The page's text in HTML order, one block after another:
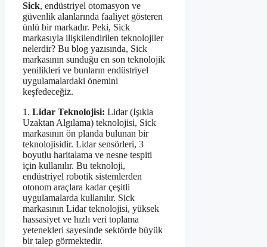
Sick, endüstriyel otomasyon ve
güvenlik alanlarında faaliyet gösteren
ünlü bir markadır. Peki, Sick
markasıyla ilişkilendirilen teknolojiler
nelerdir? Bu blog yazısında, Sick
markasının sunduğu en son teknolojik
yenilikleri ve bunların endüstriyel
uygulamalardaki önemini
keşfedeceğiz.
1. Lidar Teknolojisi: Lidar (Işıkla
Uzaktan Algılama) teknolojisi, Sick
markasının ön planda bulunan bir
teknolojisidir. Lidar sensörleri, 3
boyutlu haritalama ve nesne tespiti
için kullanılır. Bu teknoloji,
endüstriyel robotik sistemlerden
otonom araçlara kadar çeşitli
uygulamalarda kullanılır. Sick
markasının Lidar teknolojisi, yüksek
hassasiyet ve hızlı veri toplama
yetenekleri sayesinde sektörde büyük
bir talep görmektedir.